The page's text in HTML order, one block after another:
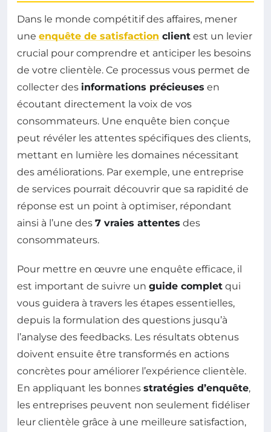
Dans le monde compétitif des affaires, mener
une enquête de satisfaction client est un levier
crucial pour comprendre et anticiper les besoins
de votre clientèle. Ce processus vous permet de
collecter des informations précieuses en
écoutant directement la voix de vos
consommateurs. Une enquête bien conçue
peut révéler les attentes spécifiques des clients,
mettant en lumière les domaines nécessitant
des améliorations. Par exemple, une entreprise
de services pourrait découvrir que sa rapidité de
réponse est un point à optimiser, répondant
ainsi à l’une des 7 vraies attentes des
consommateurs.
Pour mettre en œuvre une enquête efficace, il
est important de suivre un guide complet qui
vous guidera à travers les étapes essentielles,
depuis la formulation des questions jusqu’à
l’analyse des feedbacks. Les résultats obtenus
doivent ensuite être transformés en actions
concrètes pour améliorer l’expérience clientèle.
En appliquant les bonnes stratégies d’enquête,
les entreprises peuvent non seulement fidéliser
leur clientèle grâce à une meilleure satisfaction,